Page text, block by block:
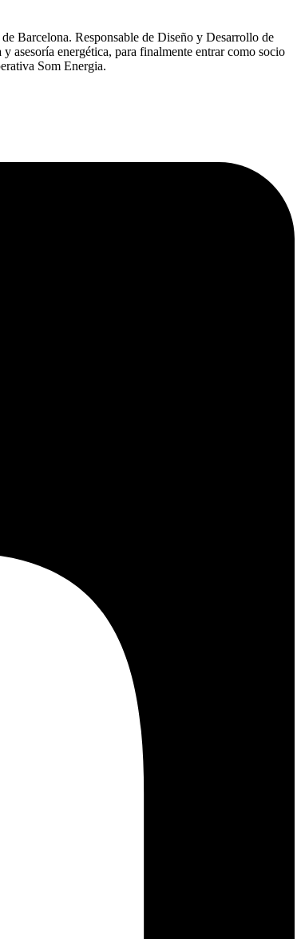
Barcelona. Responsable de Diseño y Desarrollo de
asesoría energética, para finalmente entrar como socio
Som Energia.